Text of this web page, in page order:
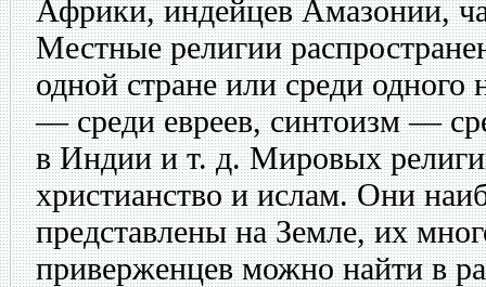
Африки, индейцев Амазонии,
Местные религии
одной стране или среди одного
— среди евреев, синтоизм —
в Индии и т. д. Мировых
христианство и ислам. Они
представлены на Земле, их
приверженцев можно найти в